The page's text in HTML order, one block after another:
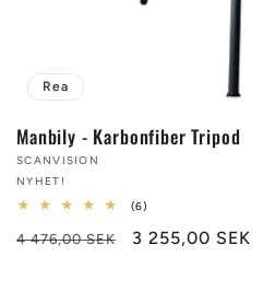
e
:
Rea
Manbily - Karbonfiber Tripod
Säljare:
SCANVISION
NYHET!
(6)
antal
Ordinarie
4 476,00 SEK Försäljningspris
3 255,00 SEK